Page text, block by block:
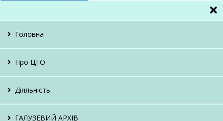
Головна
Про ЦГО
Керівництво
Структура
Діяльність
Гідрологічна
ГАЛУЗЕВИЙ АРХІВ